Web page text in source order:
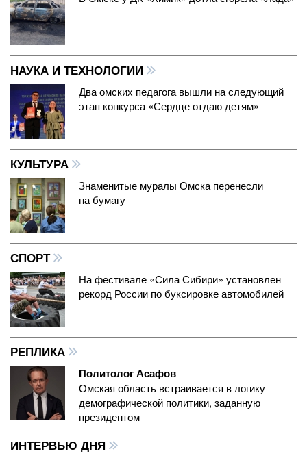
НАУКА И ТЕХНОЛОГИИ
Два омских педагога вышли на следующий
этап конкурса «Сердце отдаю детям»
КУЛЬТУРА
Знаменитые муралы Омска перенесли
на бумагу
СПОРТ
На фестивале «Сила Сибири» установлен
рекорд России по буксировке автомобилей
РЕПЛИКА
Политолог Асафов
Омская область встраивается в логику
демографической политики, заданную
президентом
ИНТЕРВЬЮ ДНЯ